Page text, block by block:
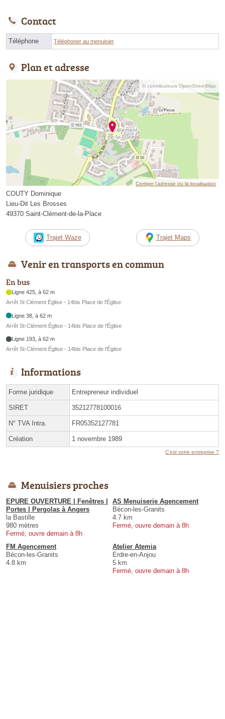
Contact
Téléphone Téléphoner au menuisier
Plan et adresse
© contributeurs OpenStreetMap
Corriger l’adresse ou la localisation
COUTY Dominique
Lieu-Dit Les Brosses
49370 Saint-Clément-de-la-Place
Trajet Waze Trajet Maps
Venir en transports en commun
En bus
Ligne 425, à 62 m
Arrêt St Clément Église - 14bis Place de l'Église
Ligne 38, à 62 m
Arrêt St-Clément Église - 14bis Place de l'Église
Ligne 193, à 62 m
Arrêt St-Clément Église - 14bis Place de l'Église
Informations
Forme juridique Entrepreneur individuel
SIRET 35212778100016
N° TVA Intra. FR05352127781
Création 1 novembre 1989
C'est votre entreprise ?
Menuisiers proches
EPURE OUVERTURE | Fenêtres |
Portes | Pergolas à Angers
la Bastille
980 mètres
Fermé, ouvre demain à 8h
AS Menuiserie Agencement
Bécon-les-Granits
4.7 km
Fermé, ouvre demain à 8h
FM Agencement
Bécon-les-Granits
4.8 km
Atelier Atemia
Erdre-en-Anjou
5 km
Fermé, ouvre demain à 8h